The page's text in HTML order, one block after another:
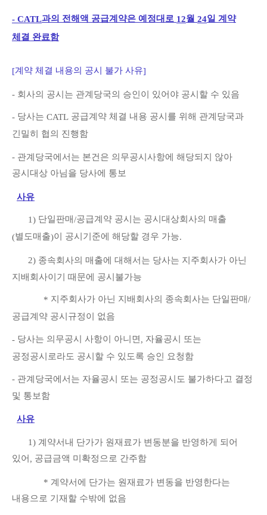
- CATL과의 전해액 공급계약은 예정대로 12월 24일 계약
체결 완료함
[계약 체결 내용의 공시 불가 사유]
- 회사의 공시는 관계당국의 승인이 있어야 공시할 수 있음
- 당사는 CATL 공급계약 체결 내용 공시를 위해 관계당국과
긴밀히 협의 진행함
- 관계당국에서는 본건은 의무공시사항에 해당되지 않아
공시대상 아님을 당사에 통보
사유
1) 단일판매/공급계약 공시는 공시대상회사의 매출
(별도매출)이 공시기준에 해당할 경우 가능.
2) 종속회사의 매출에 대해서는 당사는 지주회사가 아닌
지배회사이기 때문에 공시불가능
* 지주회사가 아닌 지배회사의 종속회사는 단일판매 /
공급계약 공시규정이 없음
- 당사는 의무공시 사항이 아니면, 자율공시 또는
공정공시로라도 공시할 수 있도록 승인 요청함
- 관계당국에서는 자율공시 또는 공정공시도 불가하다고 결정
및 통보함
사유
1) 계약서내 단가가 원재료가 변동분을 반영하게 되어
있어, 공급금액 미확정으로 간주함
* 계약서에 단가는 원재료가 변동을 반영한다는
내용으로 기재할 수밖에 없음